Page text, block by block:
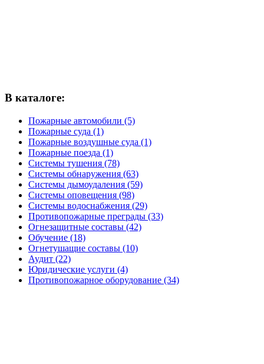
В каталоге:
Пожарные автомобили (5)
Пожарные суда (1)
Пожарные воздушные суда (1)
Пожарные поезда (1)
Системы тушения (78)
Системы обнаружения (63)
Системы дымоудаления (59)
Системы оповещения (98)
Системы водоснабжения (29)
Противопожарные преграды (33)
Огнезащитные составы (42)
Обучение (18)
Огнетушащие составы (10)
Аудит (22)
Юридические услуги (4)
Противопожарное оборудование (34)